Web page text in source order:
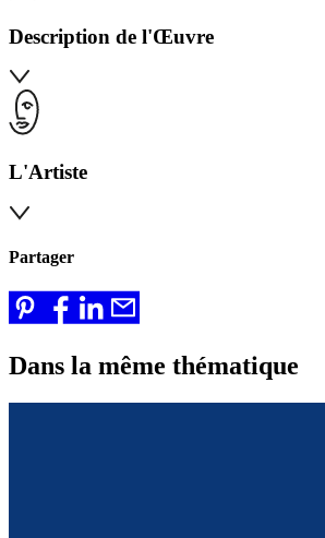
Description de l'Œuvre
L'Artiste
Partager
Dans la même thématique